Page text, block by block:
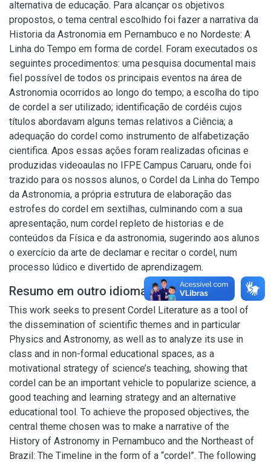
alternativa de educação. Para alcançar os objetivos
propostos, o tema central escolhido foi fazer a narrativa da
Historia da Astronomia em Pernambuco e no Nordeste: A
Linha do Tempo em forma de cordel. Foram executados os
seguintes procedimentos: uma pesquisa documental mais
fiel possível de todos os principais eventos na área de
Astronomia ocorridos ao longo do tempo; a escolha do tipo
de cordel a ser utilizado; identificação de cordéis cujos
títulos abordavam alguns temas relativos a Ciência; a
adequação do cordel como instrumento de alfabetização
cientifica. Apos essas ações foram realizadas oficinas e
produzidas videoaulas no IFPE Campus Caruaru, onde foi
trazido para os nossos alunos, o Cordel da Linha do Tempo
da Astronomia, a própria estrutura de elaboração das
estrofes do cordel em sextilhas, culminando com a sua
apresentação, num cordel repleto de historias e de
conteúdos da Física e da astronomia, sugerindo aos alunos
o exercício da arte de declamar e recitar o cordel, num
processo lúdico e divertido de aprendizagem.
Resumo em outro idioma
This work seeks to present Cordel Literature as a tool of
the dissemination of scientific themes and in particular
Physics and Astronomy, as well as to analyze its use in
class and in non-formal educational spaces, as a
motivational strategy of science’s teaching, showing that
cordel can be an important vehicle to popularize science, a
good teaching and learning strategy and an alternative
educational tool. To achieve the proposed objectives, the
central theme chosen was to make a narrative of the
History of Astronomy in Pernambuco and the Northeast of
Brazil: The Timeline in the form of a “cordel”. The following